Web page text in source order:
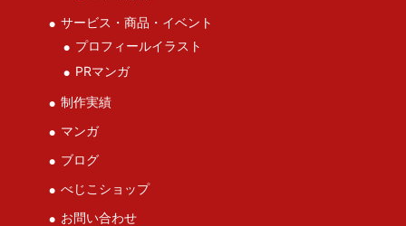
サービス・商品・イベント
プロフィールイラスト
PRマンガ
制作実績
マンガ
ブログ
べじこショップ
お問い合わせ